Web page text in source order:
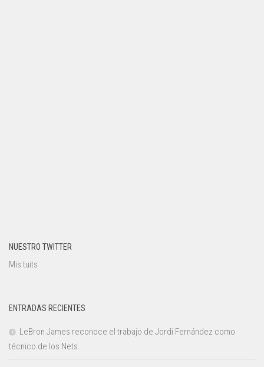
NUESTRO TWITTER
Mis tuits
ENTRADAS RECIENTES
LeBron James reconoce el trabajo de Jordi Fernández como
técnico de los Nets.